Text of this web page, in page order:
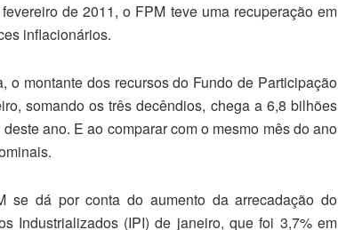
de 2011, o FPM teve uma recuperação em
inflacionários.
montante dos recursos do Fundo de Participação
somando os três decêndios, chega a 6,8 bilhões
ano. E ao comparar com o mesmo mês do ano
se dá por conta do aumento da arrecadação do
Industrializados (IPI) de janeiro, que foi 3,7% em